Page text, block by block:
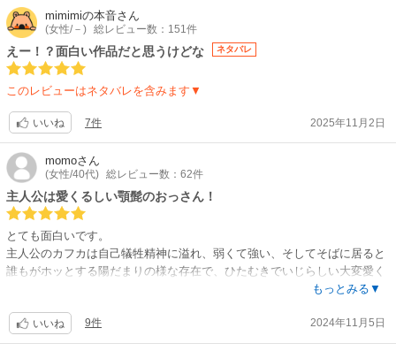
原作:松本直也（集英社「少年ジャンプ＋」刊）
監督:宮繁之・神谷友美
シリーズ構成・脚本（第1期）:大河内一楼 / キャラクターデザイン・総作
画監督:西尾鉄也 / 怪獣デザイン:前田真宏 / 美術監督:木村真二 / 色彩設計:
広瀬いづみ / 3D監督:松本勝 / 撮影監督:荒井栄児 / 編集:肥田文 / 音響監督:
郷文裕貴 / 音楽:坂東祐大 / 怪獣デザイン＆ワークス:スタジオカラー
公開日】
2025年3月28日
関連リンク】
公式サイト「怪獣8号 第1期総集編」
mimimiの本音さん
(女性/－) 総レビュー数：151件
えー！？面白い作品だと思うけどな ネタバレ
このレビューはネタバレを含みます▼
いいね 7件 2025年11月2日
momoさん
(女性/40代) 総レビュー数：62件
主人公は愛くるしい顎髭のおっさん！
とても面白いです。
主人公のカフカは自己犠牲精神に溢れ、弱くて強い、そしてそばに居ると
誰もがホッとする陽だまりの様な存在で、ひたむきでいじらしい大変愛く
るしいおっさん（少年漫画だけど）です。とても魅力的で応援したくなり
カフカにクソデカ感情を抱く後輩の市川レノ＆ツンデレ女子 四ノ宮キコル
をはじめ、個性豊かで伸びしろのあるいいキャラクターたちばかり。スト
もっとみる▼
いいね 9件 2024年11月5日